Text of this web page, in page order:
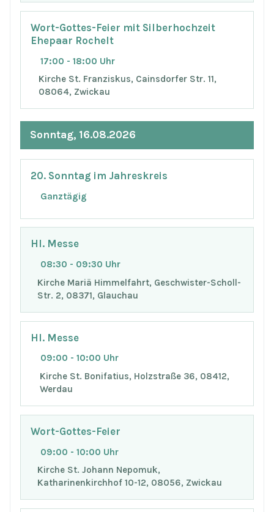
Wort-Gottes-Feier mit Silberhochzeit
Ehepaar Rochelt
17:00 - 18:00 Uhr
Kirche St. Franziskus, Cainsdorfer Str. 11,
08064, Zwickau
Sonntag, 16.08.2026
20. Sonntag im Jahreskreis
Ganztägig
Hl. Messe
08:30 - 09:30 Uhr
Kirche Mariä Himmelfahrt, Geschwister-Scholl-
Str. 2, 08371, Glauchau
Hl. Messe
09:00 - 10:00 Uhr
Kirche St. Bonifatius, Holzstraße 36, 08412,
Werdau
Wort-Gottes-Feier
09:00 - 10:00 Uhr
Kirche St. Johann Nepomuk,
Katharinenkirchhof 10-12, 08056, Zwickau